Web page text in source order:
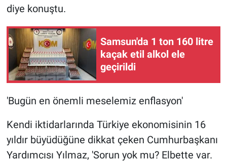
diye konuştu.
Samsun'da 1 ton 160 litre
kaçak etil alkol ele
geçirildi
'Bugün en önemli meselemiz enflasyon'
Kendi iktidarlarında Türkiye ekonomisinin 16
yıldır büyüdüğüne dikkat çeken Cumhurbaşkanı
Yardımcısı Yılmaz, 'Sorun yok mu? Elbette var.